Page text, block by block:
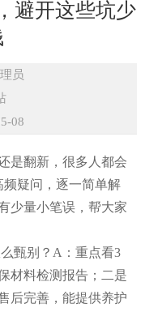
避开这些坑少
员
08
是翻新，很多人都会
疑问，逐一简单解
少量小笔误，帮大家
甄别？A：重点看3
材料检测报告；二是
后完善，能提供养护